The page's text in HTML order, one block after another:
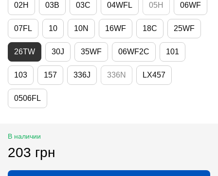
02H 03B 03C 04WFL 05H 06WF
07FL 10 10N 16WF 18C 25WF
26TW 30J 35WF 06WF2C 101
103 157 336J 336N LX457
0506FL
В наличии
203 грн